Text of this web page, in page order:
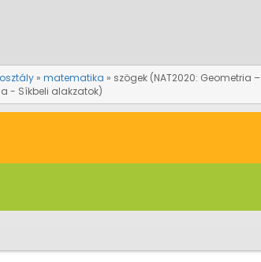
matematika
szögek (NAT2020: Geometria –
- Síkbeli alakzatok)